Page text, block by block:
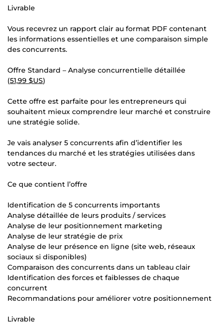
Livrable
Vous recevrez un rapport clair au format PDF contenant
les informations essentielles et une comparaison simple
des concurrents.
Offre Standard – Analyse concurrentielle détaillée
(51,99 $US)
Cette offre est parfaite pour les entrepreneurs qui
souhaitent mieux comprendre leur marché et construire
une stratégie solide.
Je vais analyser 5 concurrents afin d’identifier les
tendances du marché et les stratégies utilisées dans
votre secteur.
Ce que contient l’offre
Identification de 5 concurrents importants
Analyse détaillée de leurs produits / services
Analyse de leur positionnement marketing
Analyse de leur stratégie de prix
Analyse de leur présence en ligne (site web, réseaux
sociaux si disponibles)
Comparaison des concurrents dans un tableau clair
Identification des forces et faiblesses de chaque
concurrent
Recommandations pour améliorer votre positionnement
Livrable